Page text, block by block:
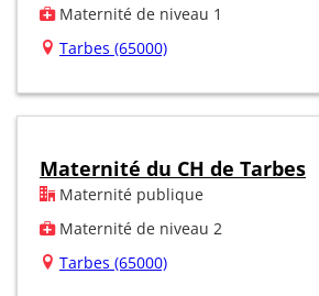
Maternité de niveau 1
Tarbes (65000)
Maternité du CH de Tarbes
Maternité publique
Maternité de niveau 2
Tarbes (65000)